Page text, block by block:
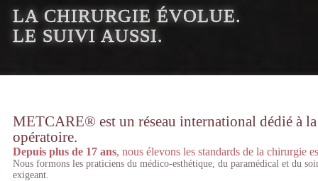
LA CHIRURGIE ÉVOLUE.
LE SUIVI AUSSI.
METCARE® est un réseau international dédié à
opératoire.
Depuis plus de 17 ans, nous élevons les standards de la chirurgie
Nous formons les praticiens du médico-esthétique, du paramédical et du
exigeant.